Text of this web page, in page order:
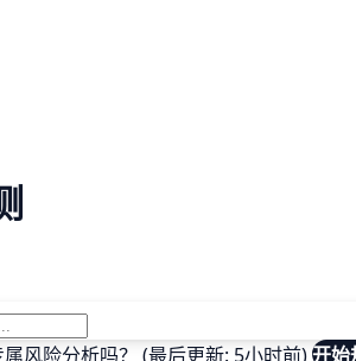
风险分析吗？ (最后更新: 5小时前)开始